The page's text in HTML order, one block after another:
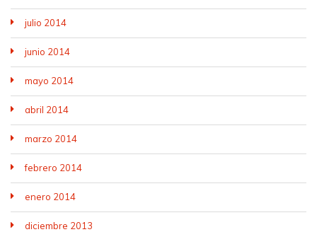
julio 2014
junio 2014
mayo 2014
abril 2014
marzo 2014
febrero 2014
enero 2014
diciembre 2013